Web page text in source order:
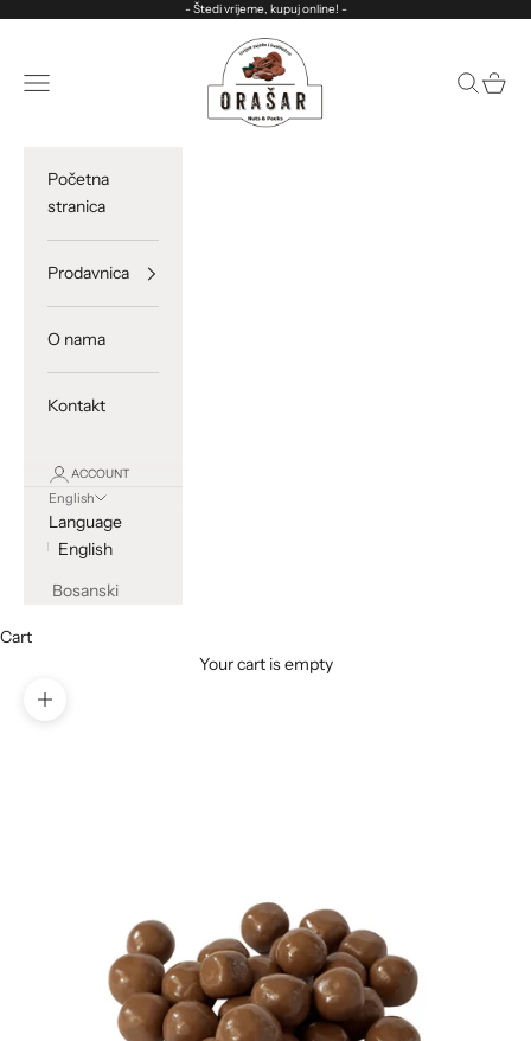
- Štedi vrijeme, kupuj online! -
ORASAR
Open navigation menu
OpenOpen
Početna
stranica
Prodavnica
O nama
Kontakt
ACCOUNT
English
Language
English
Bosanski
Cart
Your cart is empty
Zoom picture